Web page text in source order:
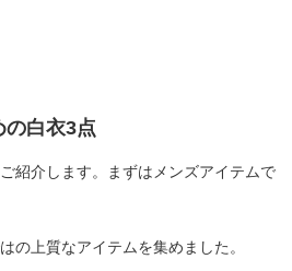
の白衣3点
紹介します。まずはメンズアイテムで
の上質なアイテムを集めました。